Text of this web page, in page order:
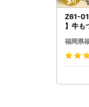
Z61-01
】牛も
福岡県